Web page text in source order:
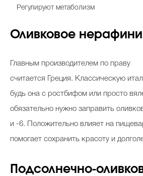
Регулируют метаболизм
Оливковое
Главным производителем по праву
считается Греция. Классическую
будь она с ростбифом или просто
обязательно нужно заправить
и -6. Положительно влияет на
помогает сохранить красоту и
Подсолнечно-